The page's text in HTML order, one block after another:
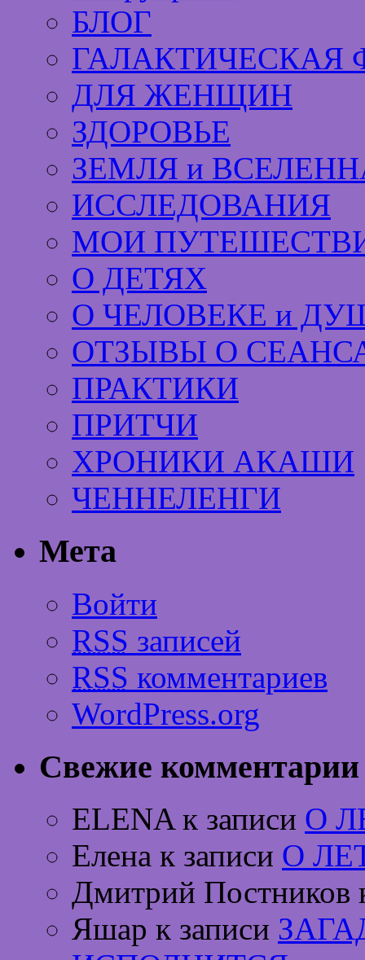
БЛОГ
ГАЛАКТИЧЕСКАЯ
ДЛЯ ЖЕНЩИН
ЗДОРОВЬЕ
ЗЕМЛЯ и
ИССЛЕДОВАНИЯ
МОИ
О ДЕТЯХ
О ЧЕЛОВЕКЕ и
ОТЗЫВЫ О
ПРАКТИКИ
ПРИТЧИ
ХРОНИКИ АКАШИ
ЧЕННЕЛЕНГИ
Мета
Войти
RSS записей
RSS комментариев
WordPress.org
Свежие комментарии
ELENA к записи О
Елена к записи О
Дмитрий Постников
Яшар к записи